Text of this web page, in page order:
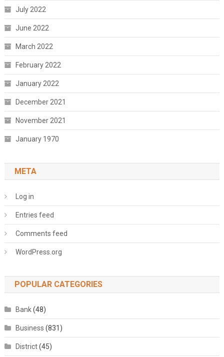
July 2022
June 2022
March 2022
February 2022
January 2022
December 2021
November 2021
January 1970
META
Log in
Entries feed
Comments feed
WordPress.org
POPULAR CATEGORIES
Bank(48)
Business (831)
District(45)